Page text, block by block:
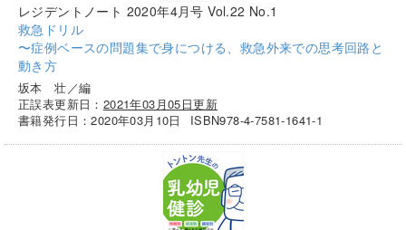
レジデントノート 2020年4月号 Vol.22 No.1
救急ドリル
〜症例ベースの問題集で身につける、救急外来での思考回路と
動き方
坂本 壮／編
正誤表更新日： 2021年03月05日更新
書籍発行日：2020年03月10日
ISBN978-4-7581-1641-1